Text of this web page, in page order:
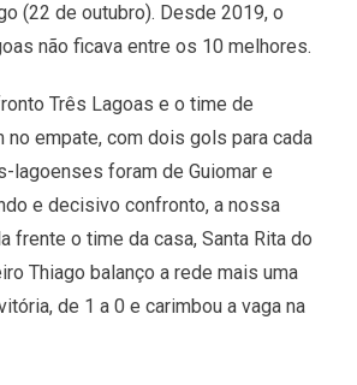
(22 de outubro). Desde 2019, o
não ficava entre os 10 melhores.
Três Lagoas e o time de
no empate, com dois gols para cada
lagoenses foram de Guiomar e
e decisivo confronto, a nossa
frente o time da casa, Santa Rita do
Thiago balanço a rede mais uma
de 1 a 0 e carimbou a vaga na